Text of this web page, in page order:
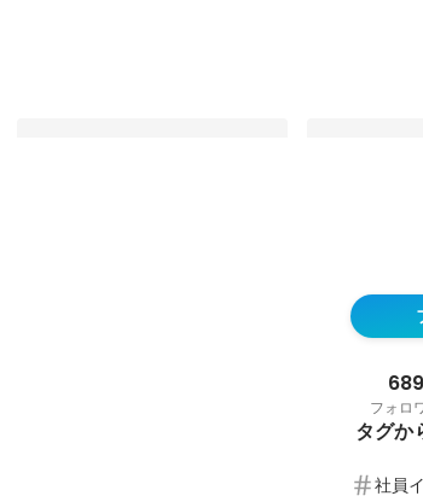
最新順で表示
689
フォロ
タグか
社員